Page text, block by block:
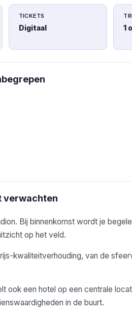
TICKETS
Digitaal 1
verwachten
Bij binnenkomst wordt je
op het veld.
kwaliteitverhouding, van de
ook een hotel op een centrale
in de buurt.